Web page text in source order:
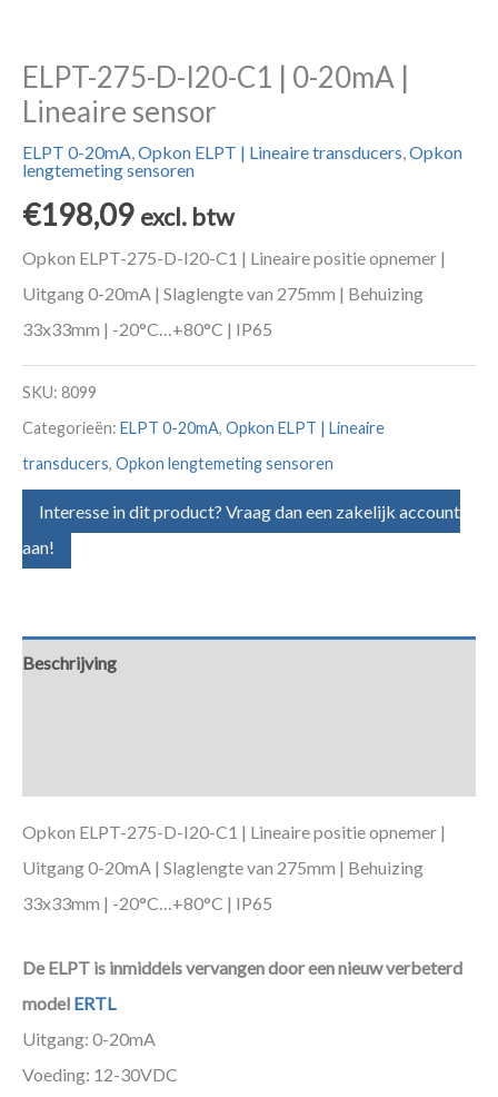
ELPT-275-D-I20-C1 | 0-20mA |
Lineaire sensor
ELPT 0-20mA,Opkon ELPT | Lineaire transducers,Opkon
lengtemeting sensoren
€198,09 excl. btw
Opkon ELPT-275-D-I20-C1 | Lineaire positie opnemer |
Uitgang 0-20mA | Slaglengte van 275mm | Behuizing
33x33mm | -20°C…+80°C | IP65
SKU: 8099
Categorieën: ELPT 0-20mA, Opkon ELPT | Lineaire
transducers, Opkon lengtemeting sensoren
Interesse in dit product? Vraag dan een zakelijk account
aan!
Beschrijving
Opkon ELPT-275-D-I20-C1 | Lineaire positie opnemer |
Uitgang 0-20mA | Slaglengte van 275mm | Behuizing
33x33mm | -20°C…+80°C | IP65
De ELPT is inmiddels vervangen door een nieuw verbeterd
model ERTL
Uitgang: 0-20mA
Voeding: 12-30VDC